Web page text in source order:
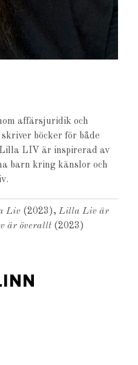
affärsjuridik och
böcker för både
LIV är inspirerad av
barn kring känslor och
Liv (2023),Lilla Liv är
är överallt (2023)